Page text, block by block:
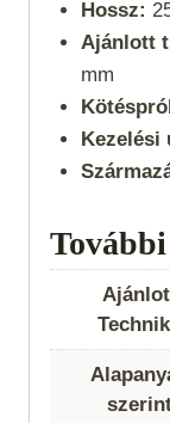
Hossz:
Ajánlott
mm
Kezelési